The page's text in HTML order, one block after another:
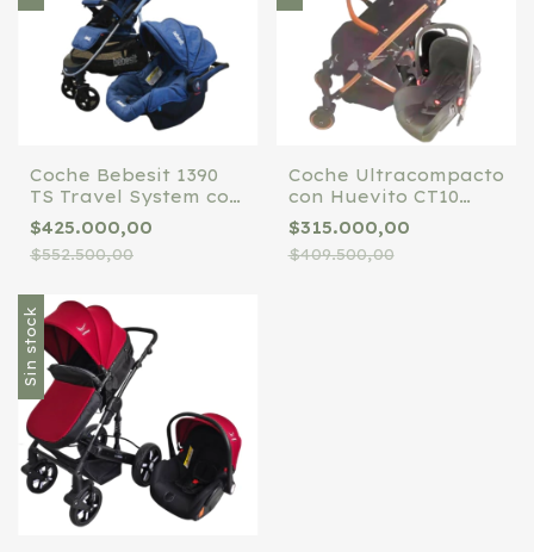
Coche Bebesit 1390
TS Travel System con
Manillar Rebatible
Azul
$425.000,00
$552.500,00
Coche Ultracompacto
con Huevito CT10
TinoKids negro caño
dorado
$315.000,00
$409.500,00
Sin stock